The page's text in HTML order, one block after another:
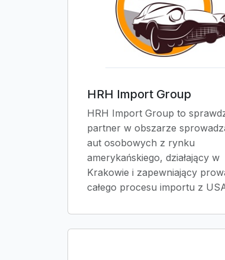
HRH Import Group
HRH Import Group to
partner w obszarze
aut osobowych z rynku
amerykańskiego, działający w
Krakowie i zapewniający
całego procesu importu z